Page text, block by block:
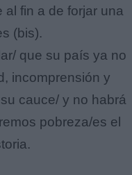
fin a de forjar una
(bis).
que su país ya no
incomprensión y
cauce/ y no habrá
pobreza/es el